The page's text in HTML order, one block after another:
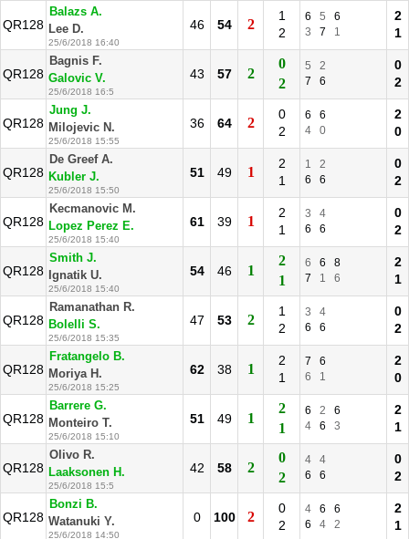
QR128
Balazs A.
Lee D.
25/6/2018 16:40
46 54 2
1
2
6 5
6
3
7 1
2
1
QR128
Bagnis F.
Galovic V.
25/6/2018 16:5
43 57 2
0
2
5
2
7
6
0
2
QR128
Jung J.
Milojevic N.
25/6/2018 15:55
36 64 2
0
2
6
6
4
0
2
0
QR128
De Greef A.
Kubler J.
25/6/2018 15:50
51 49 1
2
1
1
2
6
6
0
2
QR128
Kecmanovic M.
Lopez Perez E.
25/6/2018 15:40
61 39 1
2
1
3
4
6
6
0
2
QR128
Smith J.
Ignatik U.
25/6/2018 15:40
54 46 1
2
1
6 6
8
7
1 6
2
1
QR128
Ramanathan R.
Bolelli S.
25/6/2018 15:35
47 53 2
1
2
3
4
6
6
0
2
QR128
Fratangelo B.
Moriya H.
25/6/2018 15:25
62 38 1
2
1
7
6
6
1
2
0
QR128
Barrere G.
Monteiro T.
25/6/2018 15:10
51 49 1
2
1
6 2
6
4
6 3
2
1
QR128
Olivo R.
Laaksonen H.
25/6/2018 15:5
42 58 2
0
2
4
4
6
6
0
2
QR128
Bonzi B.
Watanuki Y.
25/6/2018 14:50
0 100 2
0
2
4 6
6
6
4 2
2
1